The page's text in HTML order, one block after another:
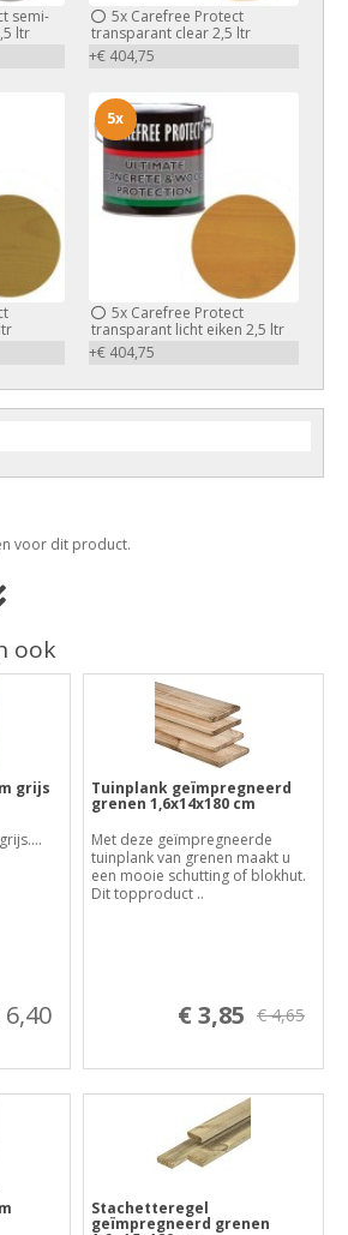
semi-
ltr
5xCarefree Protect
transparant clear 2,5 ltr
+€ 404,75
5xCarefree Protect
transparant licht eiken 2,5 ltr
+€ 404,75
5x
voor dit product.
ook
grijs
6,40
Tuinplank geïmpregneerd
grenen 1,6x14x180 cm
Met deze geïmpregneerde
tuinplank van grenen maakt u
een mooie schutting of blokhut.
Dit topproduct ..
€ 3,85 € 4,65
Stachetteregel
geïmpregneerd grenen